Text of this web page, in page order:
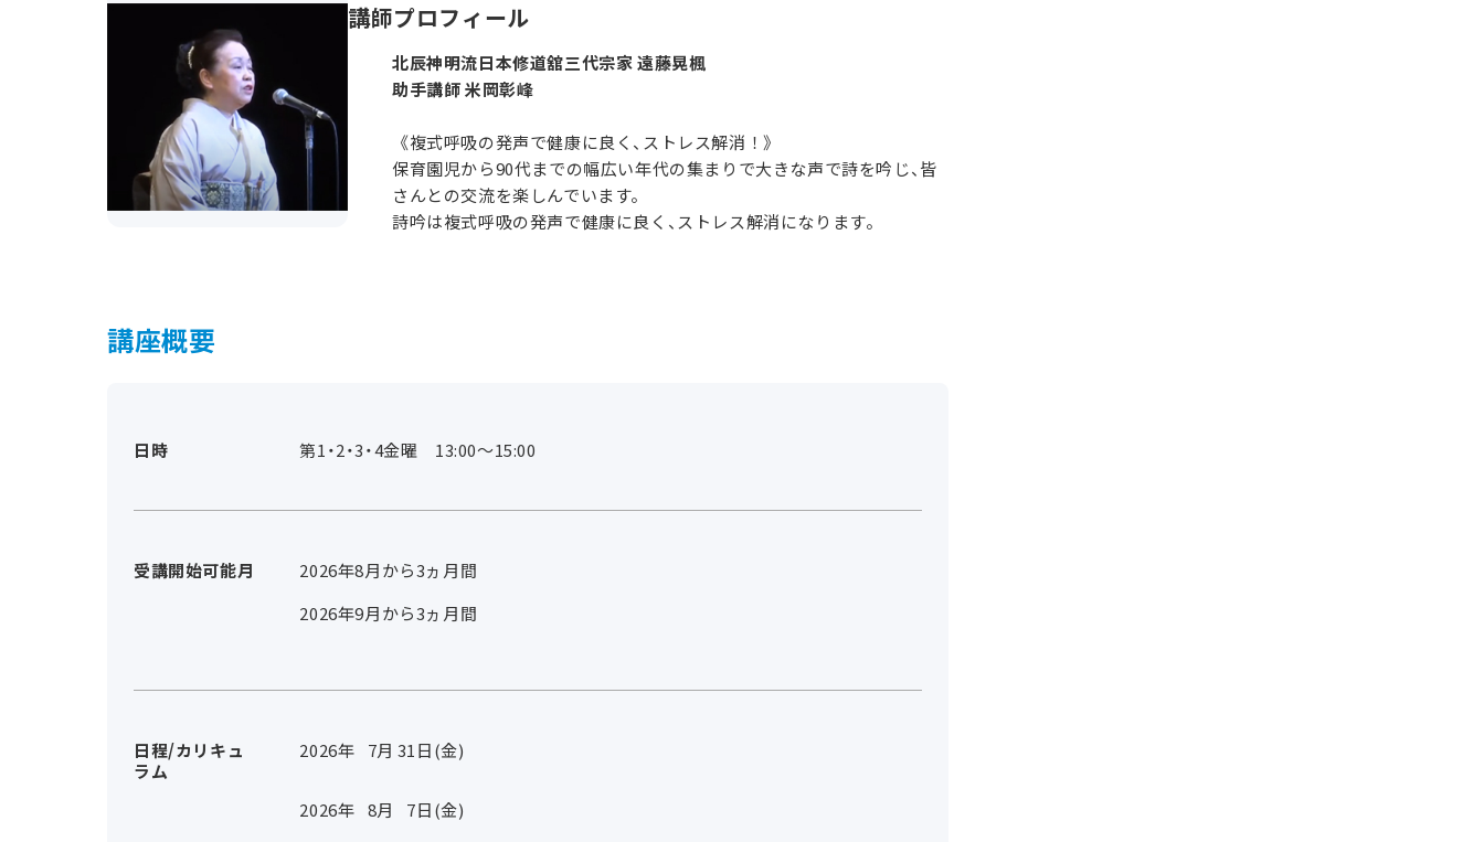
講師プロフィール
北辰神明流日本修道舘三代宗家 遠藤晃楓
助手講師 米岡彰峰
《複式呼吸の発声で健康に良く、ストレス解消！》
保育園児から90代までの幅広い年代の集まりで大きな声で詩を吟じ、皆
さんとの交流を楽しんでいます。
詩吟は複式呼吸の発声で健康に良く、ストレス解消になります。
講座概要
日時 第1・2・3・4金曜 13:00～15:00
受講開始可能月
2026年8月から3ヵ月間
2026年9月から3ヵ月間
日程/カリキュ
ラム
2026年 7月 31 日(金)
2026年 8月 7日(金)